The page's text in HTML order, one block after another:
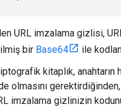
URL imzalama gizlisi,
bir Base64
ile
kitaplık, anahtarın
olmasını
imzalama gizlinizin